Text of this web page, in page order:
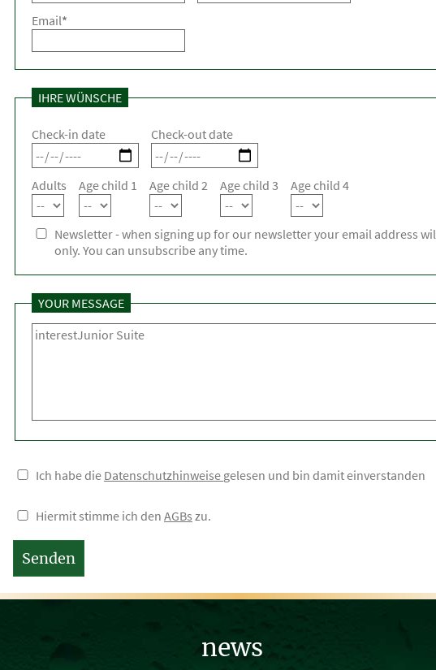
Email*
IHRE WÜNSCHE
Check-in date Check-out date
Adults Age child 1 Age child 2 Age child 3 Age child 4
Newsletter - when signing up for our newsletter your email address
only. You can unsubscribe any time.
YOUR MESSAGE
Ich habe die Datenschutzhinweise gelesen und bin damit einverstanden
Hiermit stimme ich den AGBs zu.
Senden
news